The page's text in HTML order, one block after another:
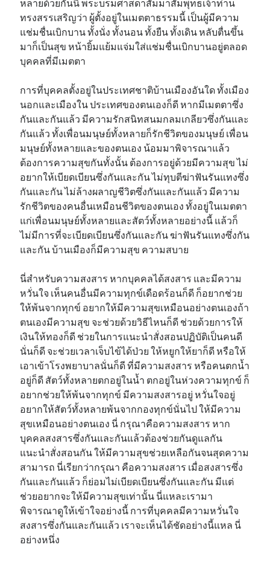
หลายด้วยกันนี้ พระบรมศาสดาสัมมาสัมพุทธเจ้าท่าน
ทรงสรรเสริญว่า ผู้ตั้งอยู่ในเมตตาธรรมนี้ เป็นผู้มีความ
แช่มชื่นเบิกบาน ทั้งนั่ง ทั้งนอน ทั้งยืน ทั้งเดิน หลับตื่นขึ้น
มาก็เป็นสุข หน้ายิ้มแย้มแจ่มใส่แช่มชื่นเบิกบานอยู่ตลอด
บุคคลที่มีเมตตา
การที่บุคคลตั้งอยู่ในประเทศชาติบ้านเมืองอันใด ทั้งเมือง
นอกและเมืองใน ประเทศของตนเองก็ดี หากมีเมตตาซึ่ง
กันและกันแล้ว มีความรักสนิทสนมกลมเกลียวซึ่งกันและ
กันแล้ว ทั้งเพื่อนมนุษย์ทั้งหลายก็รักชีวิตของมนุษย์ เพื่อน
มนุษย์ทั้งหลายและของตนเอง น้อมมาพิจารณาแล้ว
ต้องการความสุขกันทั้งนั้น ต้องการอยู่ด้วยมีความสุข ไม่
อยากให้เบียดเบียนซึ่งกันและกัน ไม่ทุบตีฆ่าฟันรันแทงซึ่ง
กันและกัน ไม่ล้างผลาญชีวิตซึ่งกันและกันแล้ว มีความ
รักชีวิตของคนอื่นเหมือนชีวิตของตนเอง ทั้งอยู่ในเมตตา
แก่เพื่อนมนุษย์ทั้งหลายและสัตว์ทั้งหลายอย่างนี้ แล้วก็
ไม่มีการที่จะเบียดเบียนซึ่งกันและกัน ฆ่าฟันรันแทงซึ่งกัน
และกัน บ้านเมืองก็มีความสุข ความสบาย
นี่สำหรับความสงสาร หากบุคคลได้สงสาร และมีความ
หวั่นใจ เห็นคนอื่นมีความทุกข์เดือดร้อนก็ดี ก็อยากช่วย
ให้พ้นจากทุกข์ อยากให้มีความสุขเหมือนอย่างตนเองถ้า
ตนเองมีความสุข จะช่วยด้วยวิธีไหนก็ดี ช่วยด้วยการให้
เงินให้ทองก็ดี ช่วยในการแนะนำสั่งสอนปฏิบัติเป็นคนดี
นั่นก็ดี จะช่วยเวลาเจ็บไข้ได้ป่วย ให้หยูกให้ยาก็ดี หรือให้
เอาเข้าโรงพยาบาลนั่นก็ดี ที่มีความสงสาร หรือคนตกน้ำ
อยู่ก็ดี สัตว์ทั้งหลายตกอยู่ในน้ำ ตกอยู่ในห่วงความทุกข์ ก็
อยากช่วยให้พ้นจากทุกข์ มีความสงสารอยู่ หวั่นใจอยู่
อยากให้สัตว์ทั้งหลายพ้นจากกองทุกข์นั่นไป ให้มีความ
สุขเหมือนอย่างตนเอง นี่ กรุณาคือความสงสาร หาก
บุคคลสงสารซึ่งกันและกันแล้วต้องช่วยกันดูแลกัน
แนะนำสั่งสอนกัน ให้มีความสุขช่วยเหลือกันจนสุดความ
สามารถ นี่เรียกว่ากรุณา คือความสงสาร เมื่อสงสารซึ่ง
กันและกันแล้ว ก็ย่อมไม่เบียดเบียนซึ่งกันและกัน มีแต่
ช่วยอยากจะให้มีความสุขเท่านั้น นี่แหละเรามา
พิจารณาดูให้เข้าใจอย่างนี้ การที่บุคคลมีความหวั่นใจ
สงสารซึ่งกันและกันแล้ว เราจะเห็นได้ชัดอย่างนี้แหล นี่
อย่างหนึ่ง